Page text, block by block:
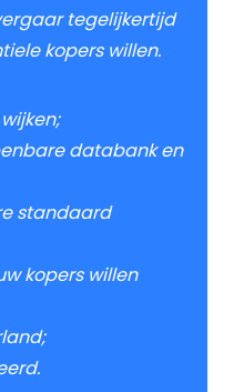
tegelijkertijd
kopers willen.
databank en
standaard
kopers willen